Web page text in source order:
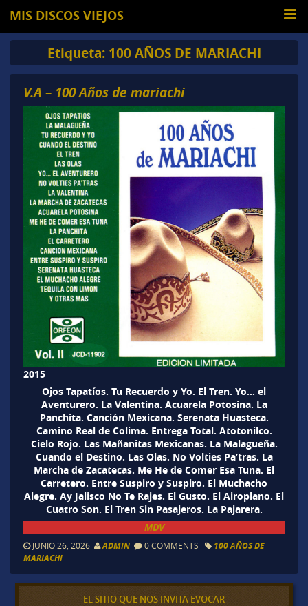
MIS DISCOS VIEJOS
Etiqueta: 100 AÑOS DE MARIACHI
V.A – 100 Años de mariachi
2015
Ojos Tapatíos. Tu Recuerdo y Yo. El Tren. Yo… el
Aventurero. La Valentina. Acuarela Potosina. La
Panchita. Canción Mexicana. Serenata Huasteca.
Camino Real de Colima. Entrega Total. Atotonilco.
Cielo Rojo. Las Mañanitas Mexicanas. La Malagueña.
Cuando el Destino. Las Olas. No Volties Pa’tras. La
Marcha de Zacatecas. Me He de Comer Esa Tuna. El
Carretero. Entre Suspiro y Suspiro. El Muchacho
Alegre. Ay Jalisco No Te Rajes. El Gusto. El Airoplano. El
Cuatro Son. El Tren Sin Pasajeros. La Pajarera.
MDV
JUNIO 26, 2026 ADMIN 0 COMMENTS
100 AÑOS DE
MARIACHI
EL SITIO QUE NOS INVITA EVOCAR